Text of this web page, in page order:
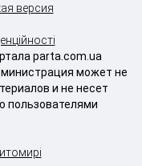
версия
parta.com.ua
может не
и не несет
пользователями